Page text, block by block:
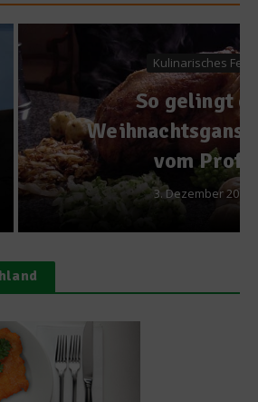
So gelingt die
– Tipps
vom Profi
3. Dezember 2013